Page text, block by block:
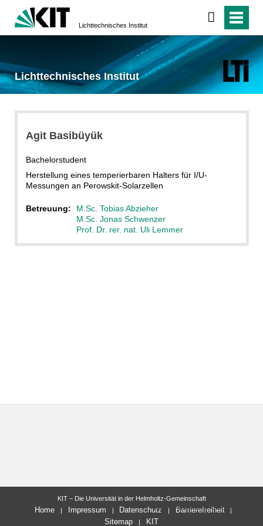
Lichttechnisches Institut
Lichttechnisches Institut
Agit Basibüyük
Bachelorstudent
Herstellung eines temperierbaren Halters für I/U-
Messungen an Perowskit-Solarzellen
Betreuung:
M.Sc. Tobias Abzieher
M.Sc. Jonas Schwenzer
Prof. Dr. rer. nat. Uli Lemmer
letzte Änderung: 10.11.2021
KIT – Die Universität in der Helmholtz-Gemeinschaft
Home Impressum Datenschutz
Barrierefreiheit
Sitemap
KIT